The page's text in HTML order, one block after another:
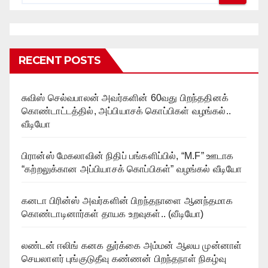
RECENT POSTS
சுவிஸ் செல்வபாலன் அவர்களின் 60வது பிறந்ததினக்
கொண்டாட்டத்தில், அப்பியாசக் கொப்பிகள் வழங்கல்..
வீடியோ
பிரான்ஸ் மேகலாவின் நிதிப் பங்களிப்பில், “M.F” ஊடாக
“கற்றலுக்கான அப்பியாசக் கொப்பிகள்” வழங்கல் வீடியோ
கனடா பிரின்ஸ் அவர்களின் பிறந்தநாளை ஆனந்தமாக
கொண்டாடினார்கள் தாயக உறவுகள்.. (வீடியோ)
லண்டன் ஈலிங் கனக துர்க்கை அம்மன் ஆலய முன்னாள்
செயலாளர் புங்குடுதீவு கண்ணன் பிறந்தநாள் நிகழ்வு